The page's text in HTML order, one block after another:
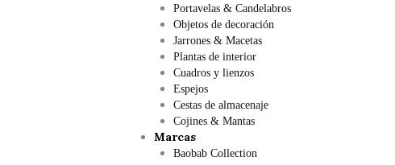
Portavelas & Candelabros
Objetos de decoración
Jarrones & Macetas
Plantas de interior
Cuadros y lienzos
Espejos
Cestas de almacenaje
Cojines & Mantas
Marcas
Baobab Collection